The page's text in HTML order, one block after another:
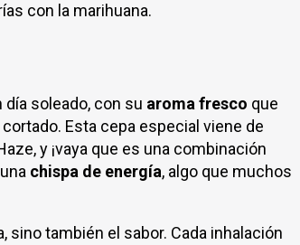
con la marihuana.
soleado, con su aroma fresco que
Esta cepa especial viene de
y ¡vaya que es una combinación
chispa de energía, algo que muchos
sino también el sabor. Cada inhalación